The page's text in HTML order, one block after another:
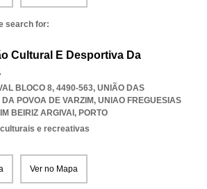
search for:
Cultural E Desportiva Da
BLOCO 8, 4490-563, UNIÃO DAS
POVOA DE VARZIM, UNIAO FREGUESIAS
BEIRIZ ARGIVAI , PORTO
e recreativas
Ver no Mapa